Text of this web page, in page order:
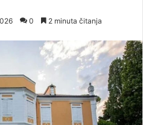
0 2 minuta čitanja